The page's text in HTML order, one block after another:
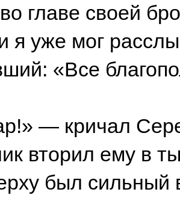
главе своей
я уже мог
«Все
— кричал
вторил ему в
был сильный